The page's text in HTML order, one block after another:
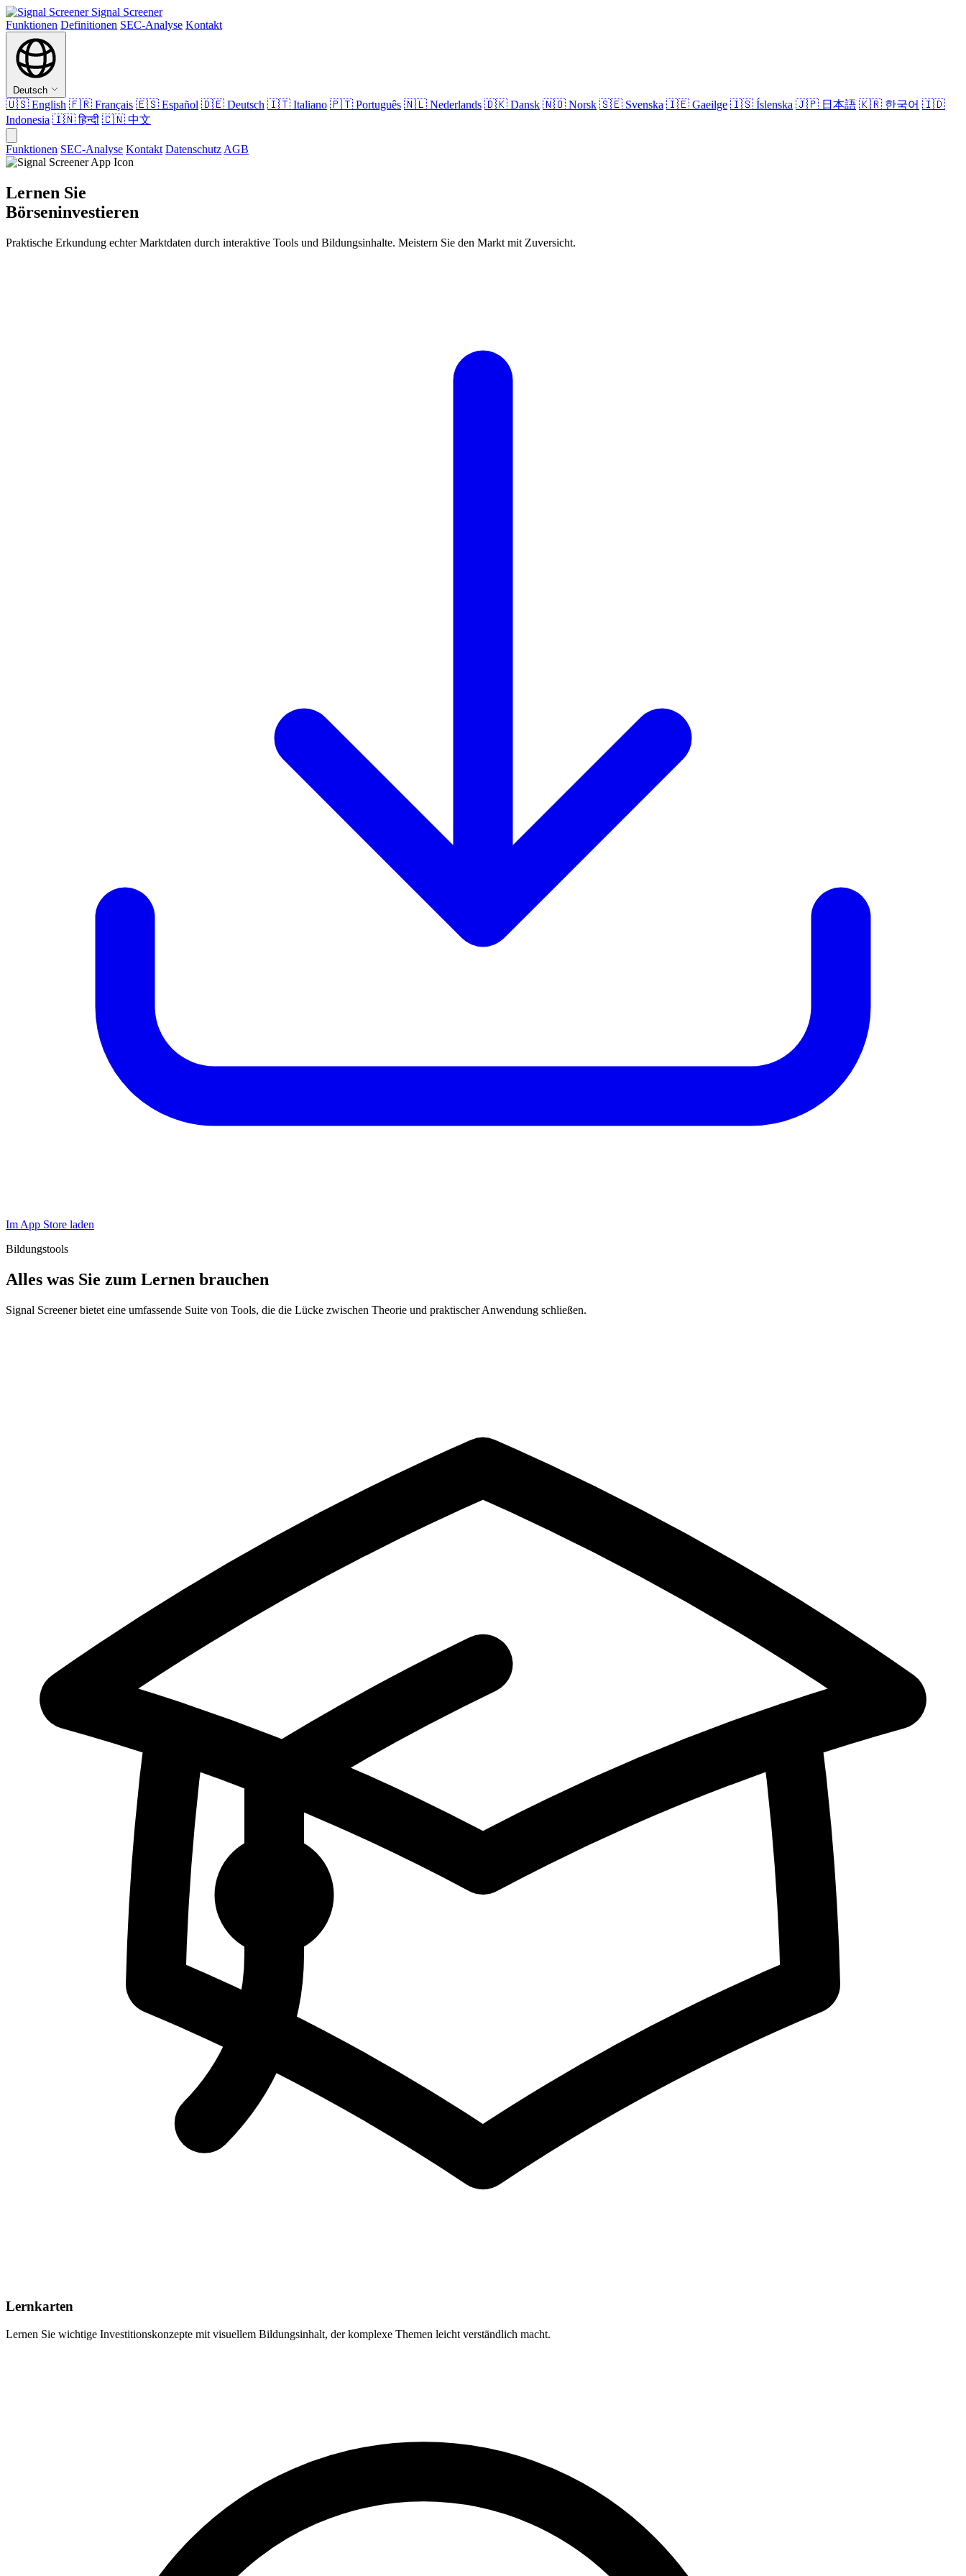
Signal Screener
Funktionen Definitionen SEC-Analyse Kontakt
Deutsch
🇺🇸 English 🇫🇷 Français 🇪🇸 Español 🇩🇪 Deutsch 🇮🇹 Italiano 🇵🇹 Português 🇳🇱 Nederlands 🇩🇰 Dansk 🇳🇴 Norsk 🇸🇪 Svenska 🇮🇪 Gaeilge 🇮🇸 Íslenska 🇯🇵 日本語 🇰🇷 한국어 🇮🇩
Indonesia 🇮🇳हिन्दी 🇨🇳 中文
Funktionen SEC-Analyse Kontakt Datenschutz AGB
Lernen Sie
Börseninvestieren
Praktische Erkundung echter Marktdaten durch interaktive Tools und Bildungsinhalte. Meistern Sie den Markt mit Zuversicht.
Im App Store laden
Bildungstools
Alles was Sie zum Lernen brauchen
Signal Screener bietet eine umfassende Suite von Tools, die die Lücke zwischen Theorie und praktischer Anwendung schließen.
Lernkarten
Lernen Sie wichtige Investitionskonzepte mit visuellem Bildungsinhalt, der komplexe Themen leicht verständlich macht.